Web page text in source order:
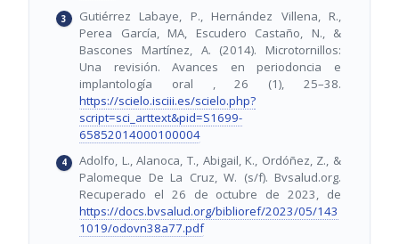
Gutiérrez Labaye, P., Hernández Villena, R.,
Perea García, MA, Escudero Castaño, N., &
Bascones Martínez, A. (2014). Microtornillos:
Una revisión. Avances en periodoncia e
implantología oral , 26 (1), 25–38.
https://scielo.isciii.es/scielo.php?
script=sci_arttext&pid=S1699-
65852014000100004
Adolfo, L., Alanoca, T., Abigail, K., Ordóñez, Z., &
Palomeque De La Cruz, W. (s/f). Bvsalud.org.
Recuperado el 26 de octubre de 2023, de
https://docs.bvsalud.org/biblioref/2023/05/143
1019/odovn38a77.pdf